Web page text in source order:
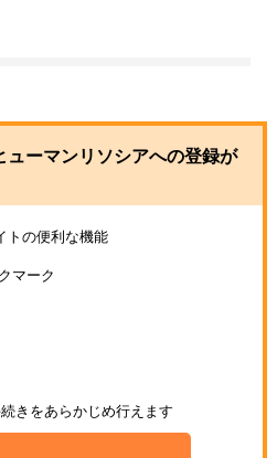
ューマンリソシアへの登録が
トの便利な機能
マーク
きをあらかじめ行えます